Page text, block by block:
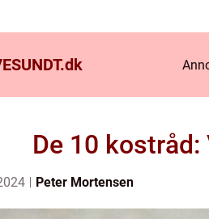
dk
De 10
Peter Mortensen